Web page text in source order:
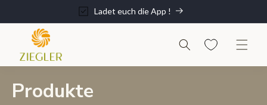
Ladet euch die App !
K
Produkte